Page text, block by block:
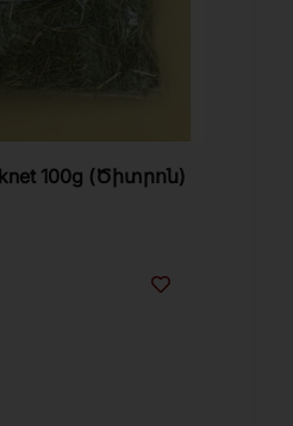
Bohnenkraut getrocknet 100g (Ծիտրոն)